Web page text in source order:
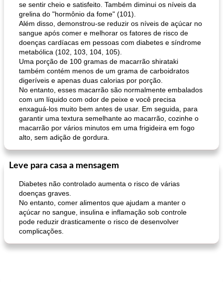
se sentir cheio e satisfeito. Também diminui os níveis da
grelina do "hormônio da fome" (101).
Além disso, demonstrou-se reduzir os níveis de açúcar no
sangue após comer e melhorar os fatores de risco de
doenças cardíacas em pessoas com diabetes e síndrome
metabólica (102, 103, 104, 105).
Uma porção de 100 gramas de macarrão shirataki
também contém menos de um grama de carboidratos
digeríveis e apenas duas calorias por porção.
No entanto, esses macarrão são normalmente embalados
com um líquido com odor de peixe e você precisa
enxaguá-los muito bem antes de usar. Em seguida, para
garantir uma textura semelhante ao macarrão, cozinhe o
macarrão por vários minutos em uma frigideira em fogo
alto, sem adição de gordura.
Leve para casa a mensagem
Diabetes não controlado aumenta o risco de várias
doenças graves.
No entanto, comer alimentos que ajudam a manter o
açúcar no sangue, insulina e inflamação sob controle
pode reduzir drasticamente o risco de desenvolver
complicações.